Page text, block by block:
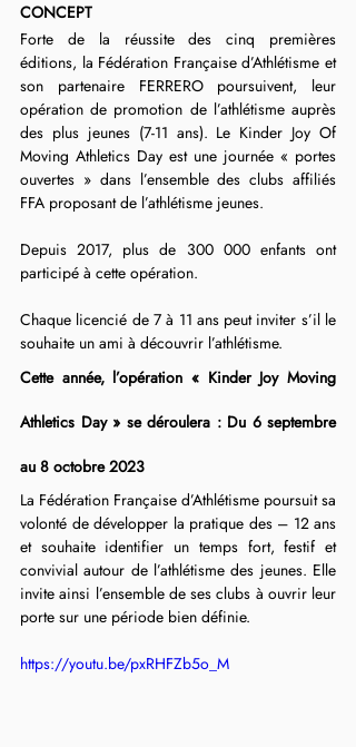
CONCEPT
Forte de la réussite des cinq premières
éditions, la Fédération Française d’Athlétisme et
son partenaire FERRERO poursuivent, leur
opération de promotion de l’athlétisme auprès
des plus jeunes (7-11 ans). Le Kinder Joy Of
Moving Athletics Day est une journée « portes
ouvertes » dans l’ensemble des clubs affiliés
FFA proposant de l’athlétisme jeunes.
Depuis 2017, plus de 300 000 enfants ont
participé à cette opération.
Chaque licencié de 7 à 11 ans peut inviter s’il le
souhaite un ami à découvrir l’athlétisme.
Cette année, l’opération « Kinder Joy Moving
Athletics Day » se déroulera : Du 6 septembre
au 8 octobre 2023
La Fédération Française d’Athlétisme poursuit sa
volonté de développer la pratique des – 12 ans
et souhaite identifier un temps fort, festif et
convivial autour de l’athlétisme des jeunes. Elle
invite ainsi l’ensemble de ses clubs à ouvrir leur
porte sur une période bien définie.
https://youtu.be/pxRHFZb5o_M